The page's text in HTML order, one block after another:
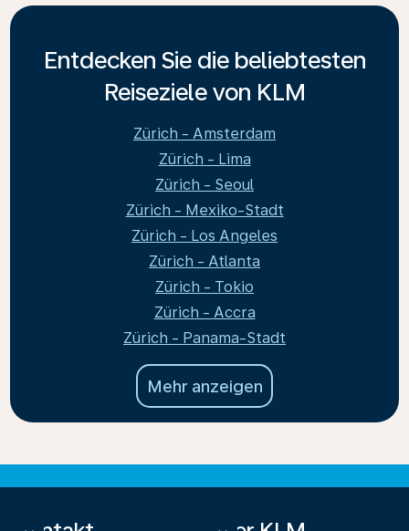
Entdecken Sie die beliebtesten
Reiseziele von KLM
Zürich - Amsterdam
Zürich - Lima
Zürich - Seoul
Zürich - Mexiko-Stadt
Zürich - Los Angeles
Zürich - Atlanta
Zürich - Tokio
Zürich - Accra
Zürich - Panama-Stadt
Mehr anzeigen